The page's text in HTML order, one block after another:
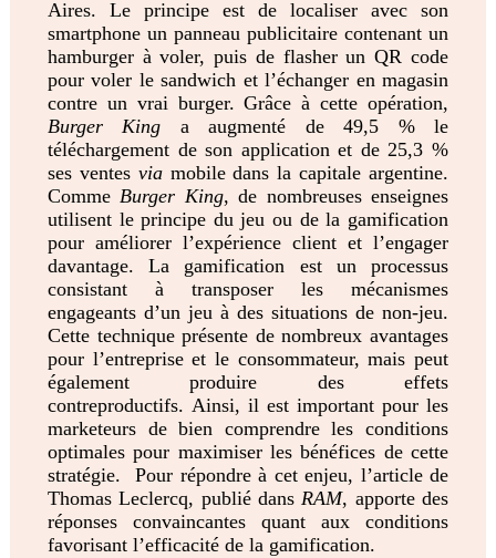
Aires. Le principe est de localiser avec son
smartphone un panneau publicitaire contenant un
hamburger à voler, puis de flasher un QR code
pour voler le sandwich et l’échanger en magasin
contre un vrai burger. Grâce à cette opération,
Burger King a augmenté de 49,5 % le
téléchargement de son application et de 25,3 %
ses ventes via mobile dans la capitale argentine.
CommeBurger King, de nombreuses enseignes
utilisent le principe du jeu ou de la gamification
pour améliorer l’expérience client et l’engager
davantage. La gamification est un processus
consistant à transposer les mécanismes
engageants d’un jeu à des situations de non-jeu.
Cette technique présente de nombreux avantages
pour l’entreprise et le consommateur, mais peut
également produire des effets
contreproductifs. Ainsi, il est important pour les
marketeurs de bien comprendre les conditions
optimales pour maximiser les bénéfices de cette
stratégie.
Pour répondre à cet enjeu, l’article de
Thomas Leclercq, publié dansRAM, apporte des
réponses convaincantes quant aux conditions
favorisant l’efficacité de la gamification.